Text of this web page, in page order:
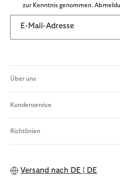
zur Kenntnis genommen.
E-Mail-Adresse
Über uns
Kundenservice
Richtlinien
Versand nach DE | DE